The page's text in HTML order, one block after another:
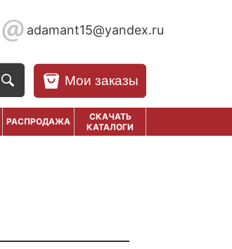
adamant15@yandex.ru
Мои заказы
РАСПРОДАЖА
СКАЧАТЬ
КАТАЛОГИ